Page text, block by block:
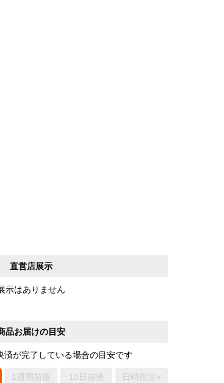
直営店展示
示はありません
品お届けの目安
が完了している場合の目安です
1週間前後 10日前後 日時指定×